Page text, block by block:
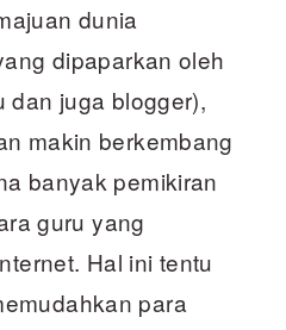
dunia
dipaparkan oleh
dan juga blogger),
makin berkembang
banyak pemikiran
guru yang
Hal ini tentu
para